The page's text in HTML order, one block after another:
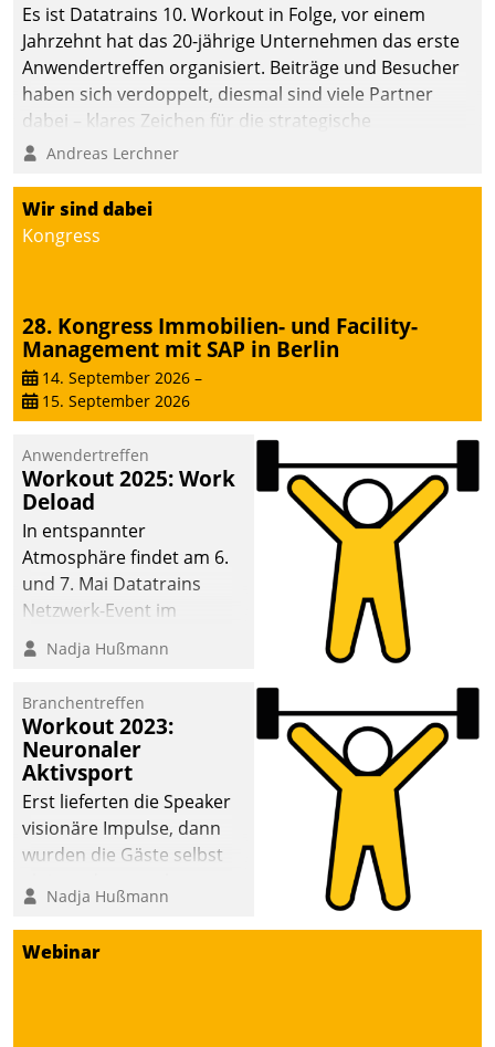
Es ist Datatrains 10. Workout in Folge, vor einem
Jahrzehnt hat das 20-jährige Unternehmen das erste
Anwendertreffen organisiert. Beiträge und Besucher
haben sich verdoppelt, diesmal sind viele Partner
dabei – klares Zeichen für die strategische
Fokussierung auf den Kunden.
Andreas Lerchner
Wir sind dabei
Kongress
28. Kongress Immobilien- und Facility-
Management mit SAP in Berlin
14. September 2026 –
15. September 2026
Anwendertreffen
Workout 2025: Work
Deload
In entspannter
Atmosphäre findet am 6.
und 7. Mai Datatrains
Netzwerk-Event im
Kunden- und Partnerkreis
statt. Zentrale Frage: Wie
Mammutprojekte
meistern und Workloads
wuppen – bei zunehmend
anspruchsvollen
Aufgaben und
abnehmendem
Nadja Hußmann
Branchentreffen
Workout 2023:
Neuronaler
Aktivsport
Erst lieferten die Speaker
visionäre Impulse, dann
wurden die Gäste selbst
methodisch
Vernetzungsideen fürs
Quartier. Dazwischen
Nadja Hußmann
Webinar